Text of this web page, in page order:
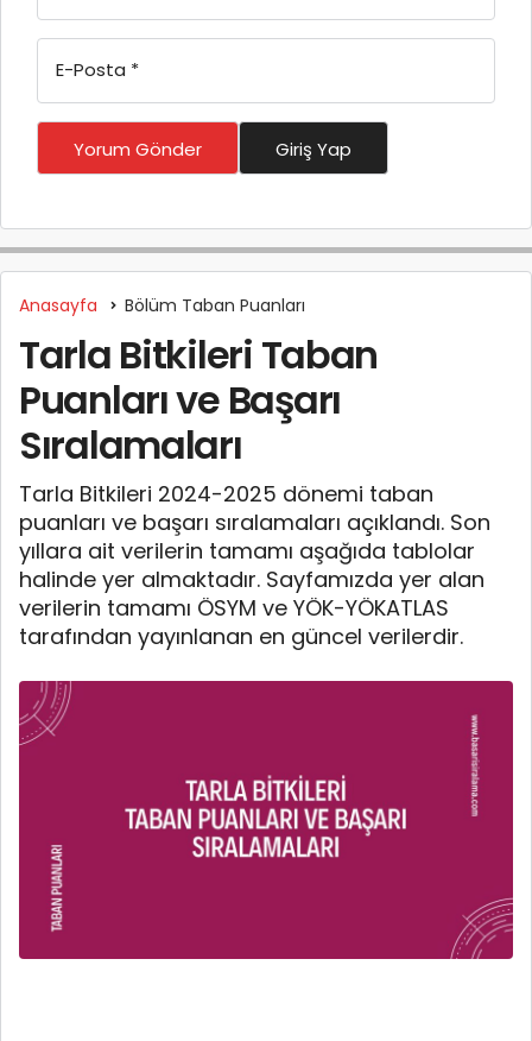
E-Posta *
Yorum Gönder Giriş Yap
Anasayfa Bölüm Taban Puanları
Tarla Bitkileri Taban
Puanları ve Başarı
Sıralamaları
Tarla Bitkileri 2024-2025 dönemi taban
puanları ve başarı sıralamaları açıklandı. Son
yıllara ait verilerin tamamı aşağıda tablolar
halinde yer almaktadır. Sayfamızda yer alan
verilerin tamamı ÖSYM ve YÖK-YÖKATLAS
tarafından yayınlanan en güncel verilerdir.